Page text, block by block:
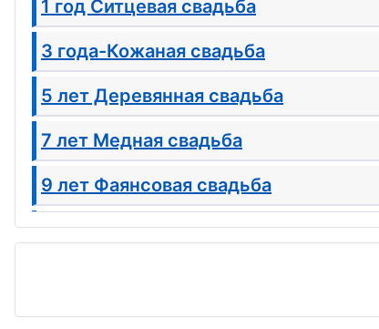
1 год Ситцевая свадьба
3 года-Кожаная свадьба
5 лет Деревянная свадьба
7 лет Медная свадьба
9 лет Фаянсовая свадьба
11 лет Стальная свадьба
15-Хрустальная свадьба